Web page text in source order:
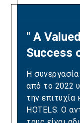
" A
Success
Η
από το 2022
την επιτυχία
HOTELS. Ο
"A
Revenue
Our
in driving Ella
optimizing